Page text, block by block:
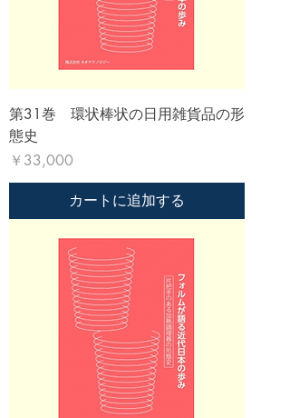
第31巻 環状棒状の日用雑貨品の形
態史
価格
￥33,000
カートに追加する